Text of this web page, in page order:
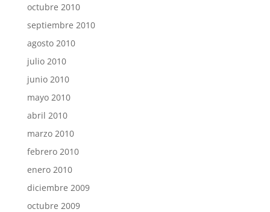
octubre 2010
septiembre 2010
agosto 2010
julio 2010
junio 2010
mayo 2010
abril 2010
marzo 2010
febrero 2010
enero 2010
diciembre 2009
octubre 2009